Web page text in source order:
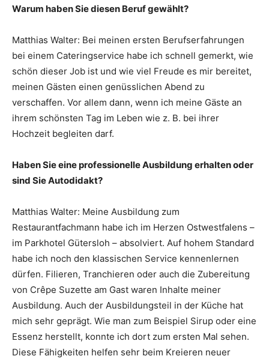
Warum haben Sie diesen Beruf gewählt?
Matthias Walter: Bei meinen ersten Berufserfahrungen
bei einem Cateringservice habe ich schnell gemerkt, wie
schön dieser Job ist und wie viel Freude es mir bereitet,
meinen Gästen einen genüsslichen Abend zu
verschaffen. Vor allem dann, wenn ich meine Gäste an
ihrem schönsten Tag im Leben wie z. B. bei ihrer
Hochzeit begleiten darf.
Haben Sie eine professionelle Ausbildung erhalten oder
sind Sie Autodidakt?
Matthias Walter: Meine Ausbildung zum
Restaurantfachmann habe ich im Herzen Ostwestfalens –
im Parkhotel Gütersloh – absolviert. Auf hohem Standard
habe ich noch den klassischen Service kennenlernen
dürfen. Filieren, Tranchieren oder auch die Zubereitung
von Crêpe Suzette am Gast waren Inhalte meiner
Ausbildung. Auch der Ausbildungsteil in der Küche hat
mich sehr geprägt. Wie man zum Beispiel Sirup oder eine
Essenz herstellt, konnte ich dort zum ersten Mal sehen.
Diese Fähigkeiten helfen sehr beim Kreieren neuer